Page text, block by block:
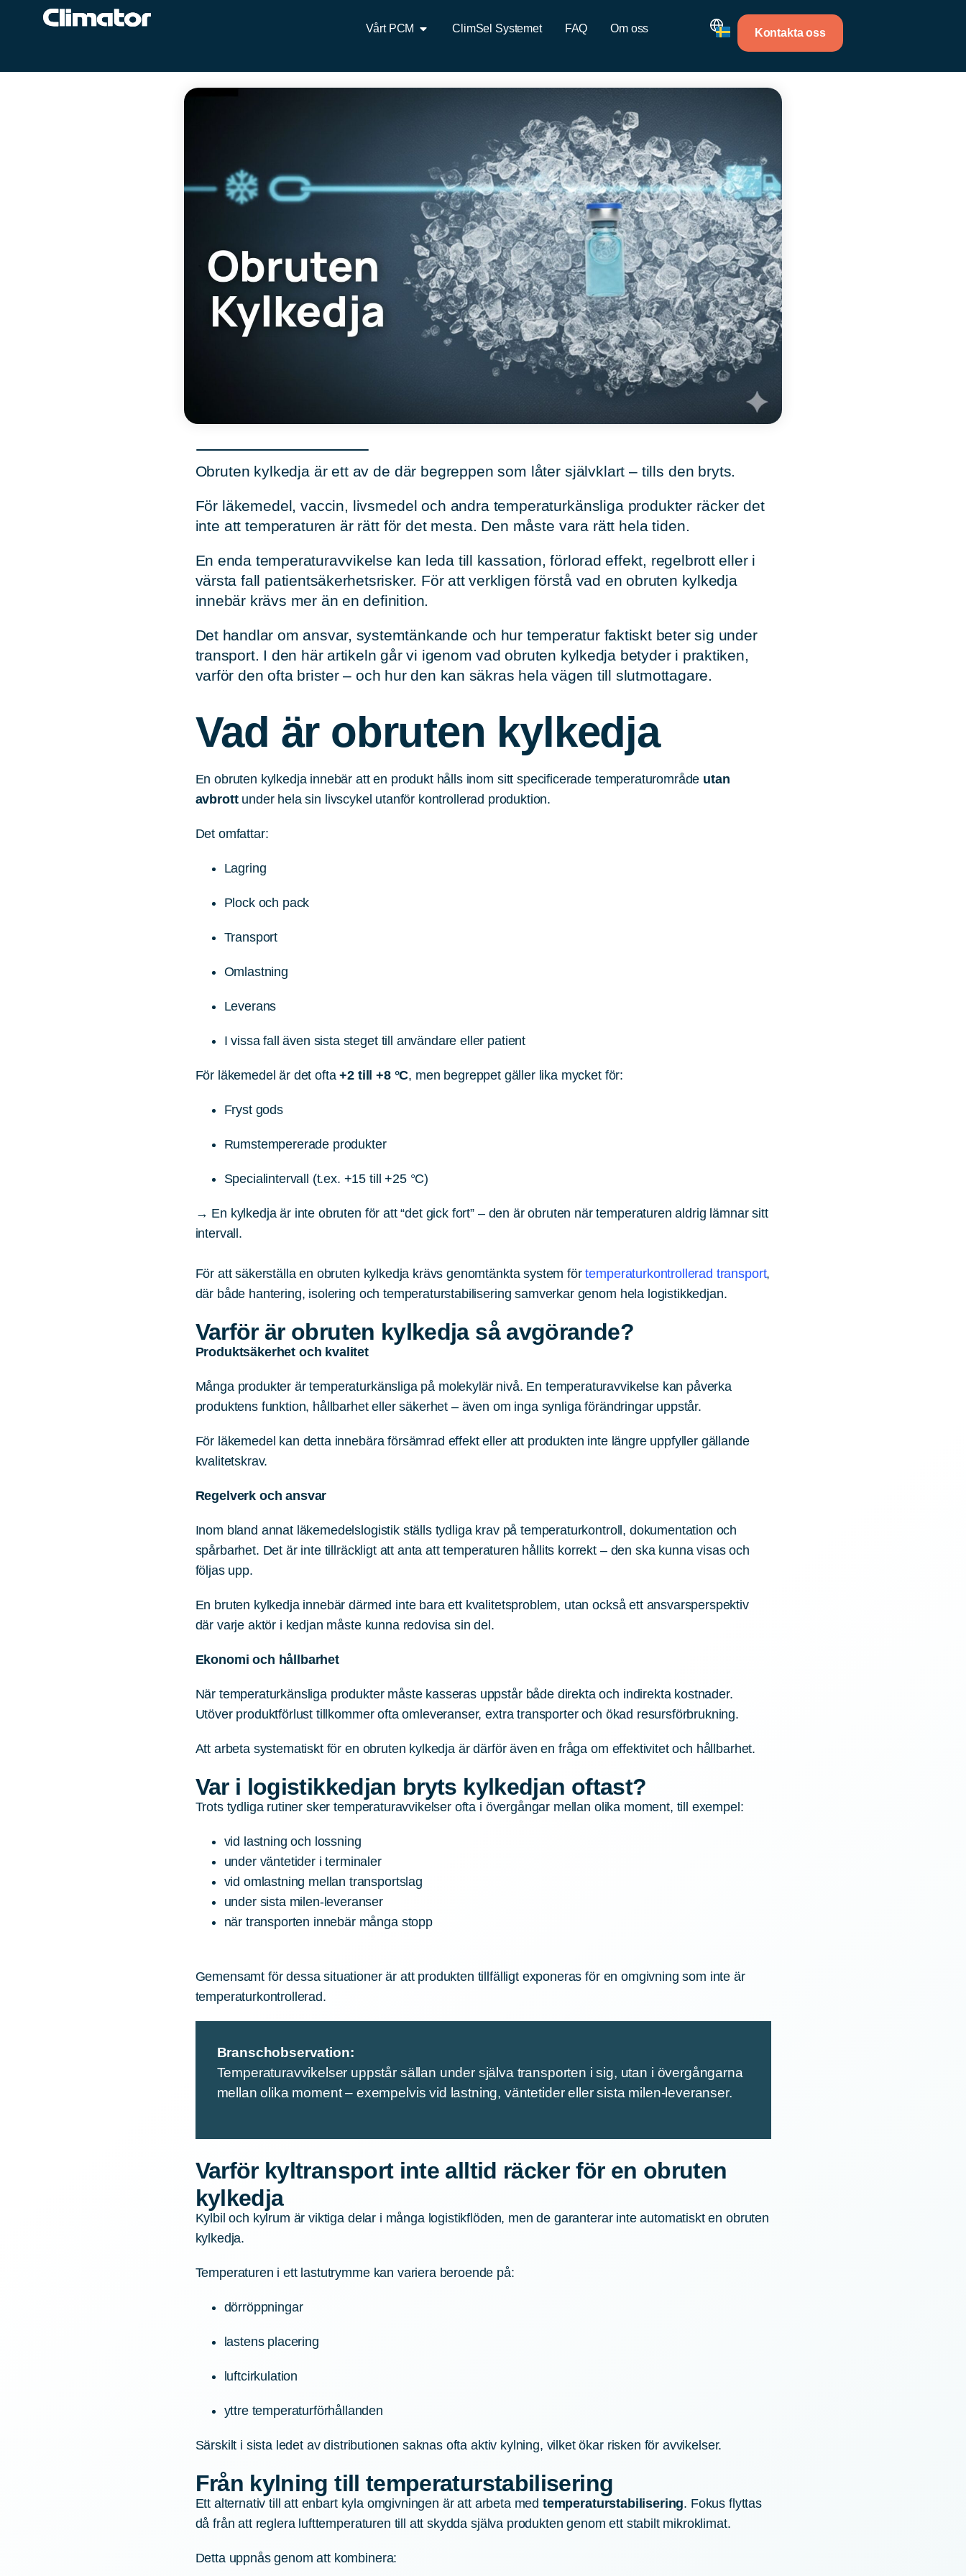
Vårt PCM ClimSel Systemet FAQ Om oss Kontakta oss
Obruten kylkedja är ett av de där begreppen som låter självklart – tills den bryts.
För läkemedel, vaccin, livsmedel och andra temperaturkänsliga produkter räcker det
inte att temperaturen är rätt för det mesta. Den måste vara rätt hela tiden.
En enda temperaturavvikelse kan leda till kassation, förlorad effekt, regelbrott eller i
värsta fall patientsäkerhetsrisker. För att verkligen förstå vad en obruten kylkedja
innebär krävs mer än en definition.
Det handlar om ansvar, systemtänkande och hur temperatur faktiskt beter sig under
transport. I den här artikeln går vi igenom vad obruten kylkedja betyder i praktiken,
varför den ofta brister – och hur den kan säkras hela vägen till slutmottagare.
Vad är obruten kylkedja
En obruten kylkedja innebär att en produkt hålls inom sitt specificerade temperaturområde utan
avbrottunder hela sin livscykel utanför kontrollerad produktion.
Det omfattar:
Lagring
Plock och pack
Transport
Omlastning
Leverans
I vissa fall även sista steget till användare eller patient
För läkemedel är det ofta+2 till +8 °C, men begreppet gäller lika mycket för:
Fryst gods
Rumstempererade produkter
Specialintervall (t.ex. +15 till +25 °C)
→ En kylkedja är inte obruten för att “det gick fort” – den är obruten när temperaturen aldrig lämnar sitt
intervall.
För att säkerställa en obruten kylkedja krävs genomtänkta system förtemperaturkontrollerad transport,
där både hantering, isolering och temperaturstabilisering samverkar genom hela logistikkedjan.
Varför är obruten kylkedja så avgörande?
Produktsäkerhet och kvalitet
Många produkter är temperaturkänsliga på molekylär nivå. En temperaturavvikelse kan påverka
produktens funktion, hållbarhet eller säkerhet – även om inga synliga förändringar uppstår.
För läkemedel kan detta innebära försämrad effekt eller att produkten inte längre uppfyller gällande
kvalitetskrav.
Regelverk och ansvar
Inom bland annat läkemedelslogistik ställs tydliga krav på temperaturkontroll, dokumentation och
spårbarhet. Det är inte tillräckligt att anta att temperaturen hållits korrekt – den ska kunna visas och
följas upp.
En bruten kylkedja innebär därmed inte bara ett kvalitetsproblem, utan också ett ansvarsperspektiv
där varje aktör i kedjan måste kunna redovisa sin del.
Ekonomi och hållbarhet
När temperaturkänsliga produkter måste kasseras uppstår både direkta och indirekta kostnader.
Utöver produktförlust tillkommer ofta omleveranser, extra transporter och ökad resursförbrukning.
Att arbeta systematiskt för en obruten kylkedja är därför även en fråga om effektivitet och hållbarhet.
Var i logistikkedjan bryts kylkedjan oftast?
Trots tydliga rutiner sker temperaturavvikelser ofta i övergångar mellan olika moment, till exempel:
vid lastning och lossning
under väntetider i terminaler
vid omlastning mellan transportslag
under sista milen-leveranser
när transporten innebär många stopp
Gemensamt för dessa situationer är att produkten tillfälligt exponeras för en omgivning som inte är
temperaturkontrollerad.
Branschobservation:
Temperaturavvikelser uppstår sällan under själva transporten i sig, utan i övergångarna
mellan olika moment – exempelvis vid lastning, väntetider eller sista milen-leveranser.
Varför kyltransport inte alltid räcker för en obruten
kylkedja
Kylbil och kylrum är viktiga delar i många logistikflöden, men de garanterar inte automatiskt en obruten
kylkedja.
Temperaturen i ett lastutrymme kan variera beroende på:
dörröppningar
lastens placering
luftcirkulation
yttre temperaturförhållanden
Särskilt i sista ledet av distributionen saknas ofta aktiv kylning, vilket ökar risken för avvikelser.
Från kylning till temperaturstabilisering
Ett alternativ till att enbart kyla omgivningen är att arbeta med temperaturstabilisering. Fokus flyttas
då från att reglera lufttemperaturen till att skydda själva produkten genom ett stabilt mikroklimat.
Detta uppnås genom att kombinera: